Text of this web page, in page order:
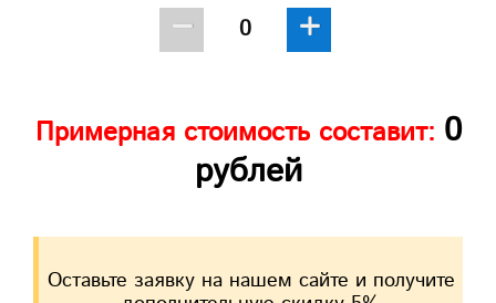
− +
Примерная стоимость составит: 0
рублей
Оставьте заявку на нашем сайте и получите